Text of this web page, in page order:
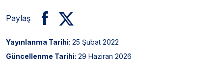
Paylaş
Yayınlanma Tarihi: 25 Şubat 2022
Güncellenme Tarihi: 29 Haziran 2026